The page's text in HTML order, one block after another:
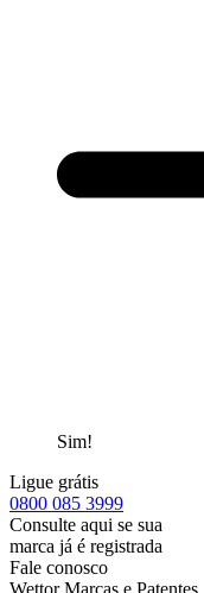
Sim!
Ligue grátis
0800 085 3999
Consulte aqui se sua
marca já é registrada
Fale conosco